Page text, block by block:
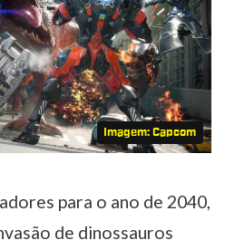
Imagem: Capcom
para o ano de 2040,
de dinossauros